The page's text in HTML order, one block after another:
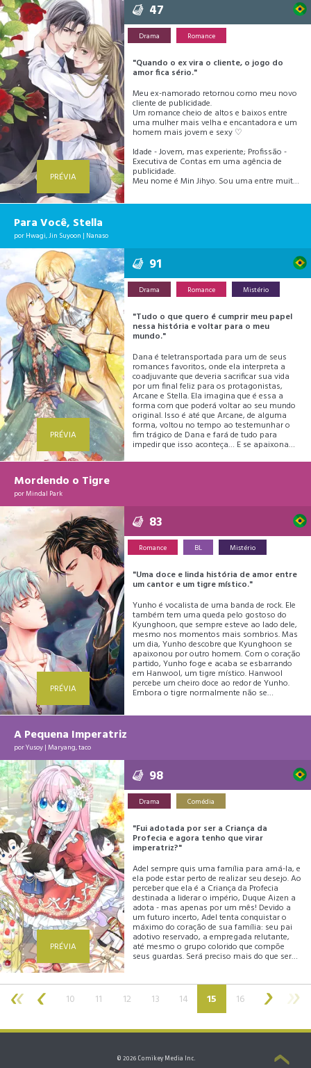
PRÉVIA
47
Drama Romance
"Quando o ex vira o cliente, o jogo do
amor fica sério."
Meu ex-namorado retornou como meu novo
cliente de publicidade.
Um romance cheio de altos e baixos entre
uma mulher mais velha e encantadora e um
homem mais jovem e sexy ♡
Idade - Jovem, mas experiente; Profissão -
Executiva de Contas em uma agência de
publicidade.
Meu nome é Min Jihyo. Sou uma entre muitos
arduamente em uma agência de publicidade
com quem tive uma separação tumultuada
durante a faculdade?!
Como vou lidar com esse inimigo que parece
querer a minha ruína?
Para Você, Stella
porHwagi,Jin Suyoon | Nanaso
PRÉVIA
91
Drama Romance Mistério
"Tudo o que quero é cumprir meu papel
nessa história e voltar para o meu
mundo."
Dana é teletransportada para um de seus
romances favoritos, onde ela interpreta a
coadjuvante que deveria sacrificar sua vida
por um final feliz para os protagonistas,
Arcane e Stella. Ela imagina que é essa a
forma com que poderá voltar ao seu mundo
original. Isso é até que Arcane, de alguma
forma, voltou no tempo ao testemunhar o
fim trágico de Dana e fará de tudo para
impedir que isso aconteça… E se apaixona
morrer desta vez."
Mordendo o Tigre
porMindal Park
PRÉVIA
83
Romance BL Mistério
"Uma doce e linda história de amor entre
um cantor e um tigre místico."
Yunho é vocalista de uma banda de rock. Ele
também tem uma queda pelo gostoso do
Kyunghoon, que sempre esteve ao lado dele,
mesmo nos momentos mais sombrios. Mas
um dia, Yunho descobre que Kyunghoon se
apaixonou por outro homem. Com o coração
partido, Yunho foge e acaba se esbarrando
em Hanwool, um tigre místico. Hanwool
percebe um cheiro doce ao redor de Yunho.
Embora o tigre normalmente não se
forma, o deixa bem envolvido. E assim tem
A Pequena Imperatriz
porYusoy|Maryang,taco
PRÉVIA
98
Drama Comédia
"Fui adotada por ser a Criança da
Profecia e agora tenho que virar
imperatriz?"
Adel sempre quis uma família para amá-la, e
ela pode estar perto de realizar seu desejo. Ao
perceber que ela é a Criança da Profecia
destinada a liderar o império, Duque Aizen a
adota - mas apenas por um mês! Devido a
um futuro incerto, Adel tenta conquistar o
máximo do coração de sua família: seu pai
adotivo reservado, a empregada relutante,
até mesmo o grupo colorido que compõe
seus guardas. Será preciso mais do que ser
agora considera um lar?
10 11 12 13 14 15(current)
16
© 2026 Comikey Media Inc.